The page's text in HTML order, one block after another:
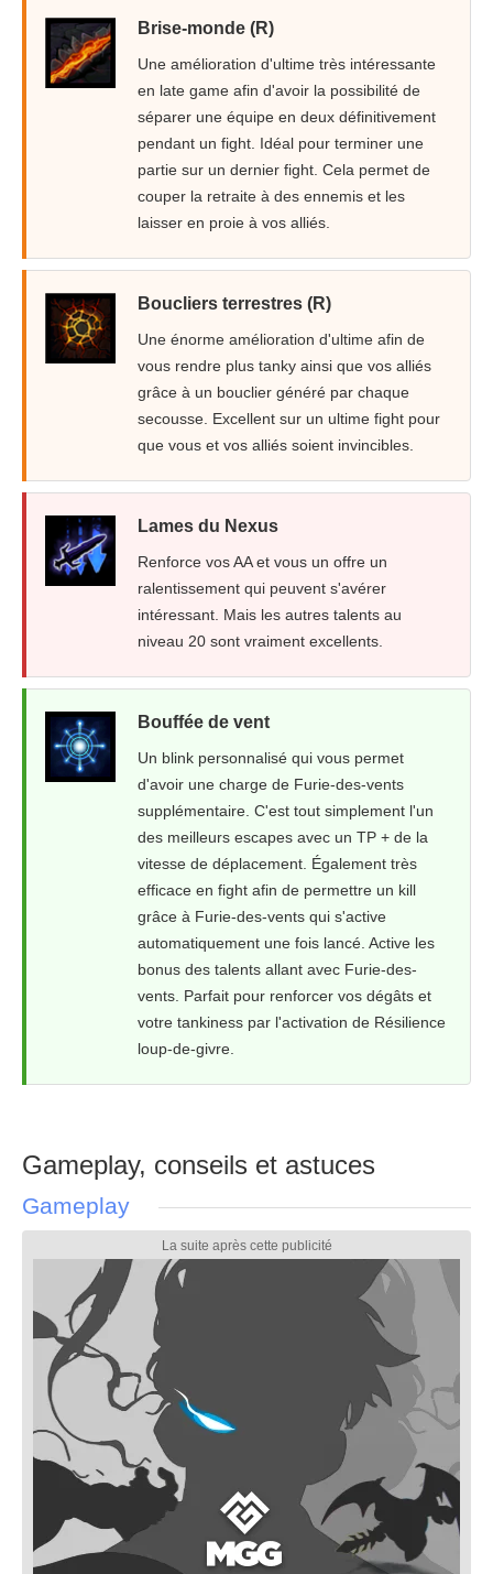
Brise-monde (R)
Une amélioration d'ultime très intéressante
en late game afin d'avoir la possibilité de
séparer une équipe en deux définitivement
pendant un fight. Idéal pour terminer une
partie sur un dernier fight. Cela permet de
couper la retraite à des ennemis et les
laisser en proie à vos alliés.
Boucliers terrestres (R)
Une énorme amélioration d'ultime afin de
vous rendre plus tanky ainsi que vos alliés
grâce à un bouclier généré par chaque
secousse. Excellent sur un ultime fight pour
que vous et vos alliés soient invincibles.
Lames du Nexus
Renforce vos AA et vous un offre un
ralentissement qui peuvent s'avérer
intéressant. Mais les autres talents au
niveau 20 sont vraiment excellents.
Bouffée de vent
Un blink personnalisé qui vous permet
d'avoir une charge de Furie-des-vents
supplémentaire. C'est tout simplement l'un
des meilleurs escapes avec un TP + de la
vitesse de déplacement. Également très
efficace en fight afin de permettre un kill
grâce à Furie-des-vents qui s'active
automatiquement une fois lancé. Active les
bonus des talents allant avec Furie-des-
vents. Parfait pour renforcer vos dégâts et
votre tankiness par l'activation de Résilience
loup-de-givre.
Gameplay, conseils et astuces
Gameplay